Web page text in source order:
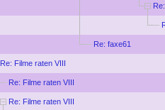
Re: faxe61
Re: Filme raten VIII
Re: Filme raten VIII
Re: Filme raten VIII